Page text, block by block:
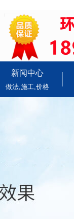
新闻中心
做法,施工,价格